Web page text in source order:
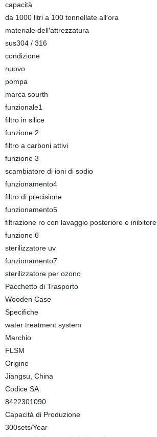
capacità
da 1000 litri a 100 tonnellate all′ora
materiale dell′attrezzatura
sus304 / 316
condizione
nuovo
pompa
marca sourth
funzionale1
filtro in silice
funzione 2
filtro a carboni attivi
funzione 3
scambiatore di ioni di sodio
funzionamento4
filtro di precisione
funzionamento5
filtrazione ro con lavaggio posteriore e inibitore
funzione 6
sterilizzatore uv
funzionamento7
sterilizzatore per ozono
Pacchetto di Trasporto
Wooden Case
Specifiche
water treatment system
Marchio
FLSM
Origine
Jiangsu, China
Codice SA
8422301090
Capacità di Produzione
300sets/Year